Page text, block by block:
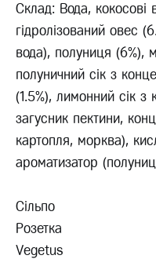
Склад: Вода, кокосові
гідролізований овес
вода), полуниця (6%),
полуничний сік з
(1.5%), лимонний сік з
загусник пектини,
картопля, морква),
ароматизатор
Сільпо
Розетка
Vegetus